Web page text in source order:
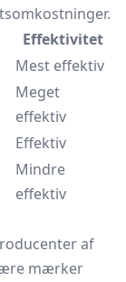
Effektivitet
Mest effektiv
Meget
effektiv
Effektiv
Mindre
effektiv
af
mærker